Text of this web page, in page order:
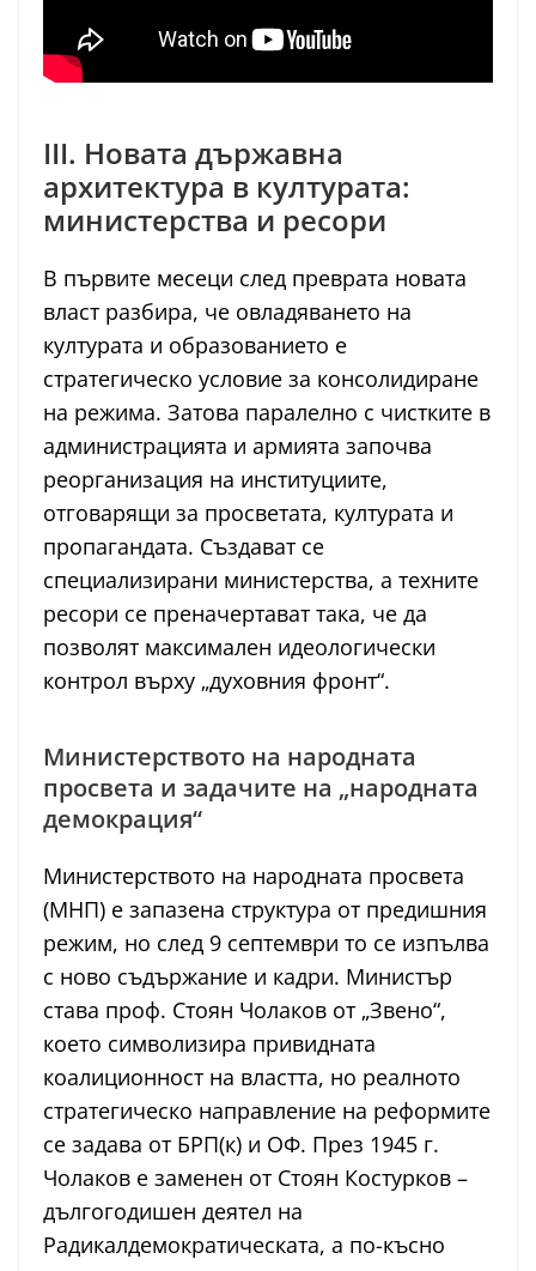
III. Новата държавна
архитектура в културата:
министерства и ресори
В първите месеци след преврата новата
власт разбира, че овладяването на
културата и образованието е
стратегическо условие за консолидиране
на режима. Затова паралелно с чистките в
администрацията и армията започва
реорганизация на институциите,
отговарящи за просветата, културата и
пропагандата. Създават се
специализирани министерства, а техните
ресори се преначертават така, че да
позволят максимален идеологически
контрол върху „духовния фронт“.
Министерството на народната
просвета и задачите на „народната
демокрация“
Министерството на народната просвета
(МНП) е запазена структура от предишния
режим, но след 9 септември то се изпълва
с ново съдържание и кадри. Министър
става проф. Стоян Чолаков от „Звено“,
което символизира привидната
коалиционност на властта, но реалното
стратегическо направление на реформите
се задава от БРП(к) и ОФ. През 1945 г.
Чолаков е заменен от Стоян Костурков –
дългогодишен деятел на
Радикалдемократическата, а по-късно